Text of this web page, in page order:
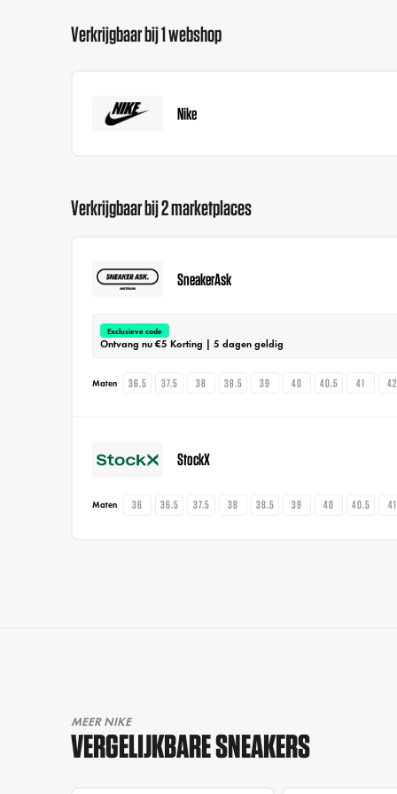
Verkrijgbaar bij 1 webshop
Nike
Verkrijgbaar bij 2 marketplaces
SneakerAsk
Exclusieve code
Ontvang nu €5 Korting | 5 dagen geldig
Maten 36.5 37.5 38 38.5 39 40 40.5 41 42
StockX
Maten 36 36.5 37.5 38 38.5 39 40 40.5 41
MEER NIKE
VERGELIJKBARE SNEAKERS